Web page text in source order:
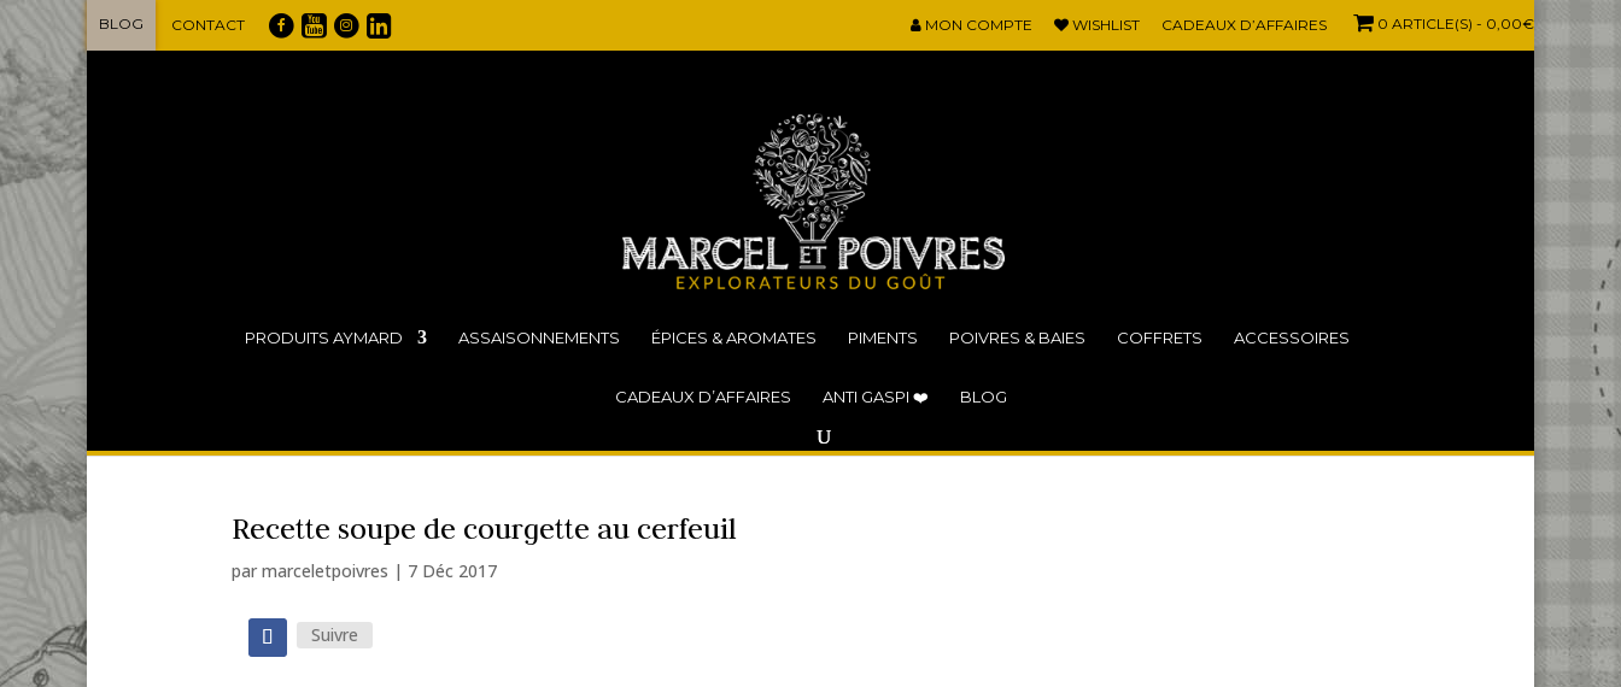
BLOG CONTACT MON COMPTE WISHLIST CADEAUX D’AFFAIRES 0 ARTICLE(S) - 0,00€
PRODUITS AYMARD ASSAISONNEMENTS ÉPICES & AROMATES PIMENTS POIVRES & BAIES COFFRETS ACCESSOIRES
CADEAUX D’AFFAIRES ANTI GASPI ❤️ BLOG
Recette soupe de courgette au cerfeuil
par marceletpoivres | 7 Déc 2017
Suivre